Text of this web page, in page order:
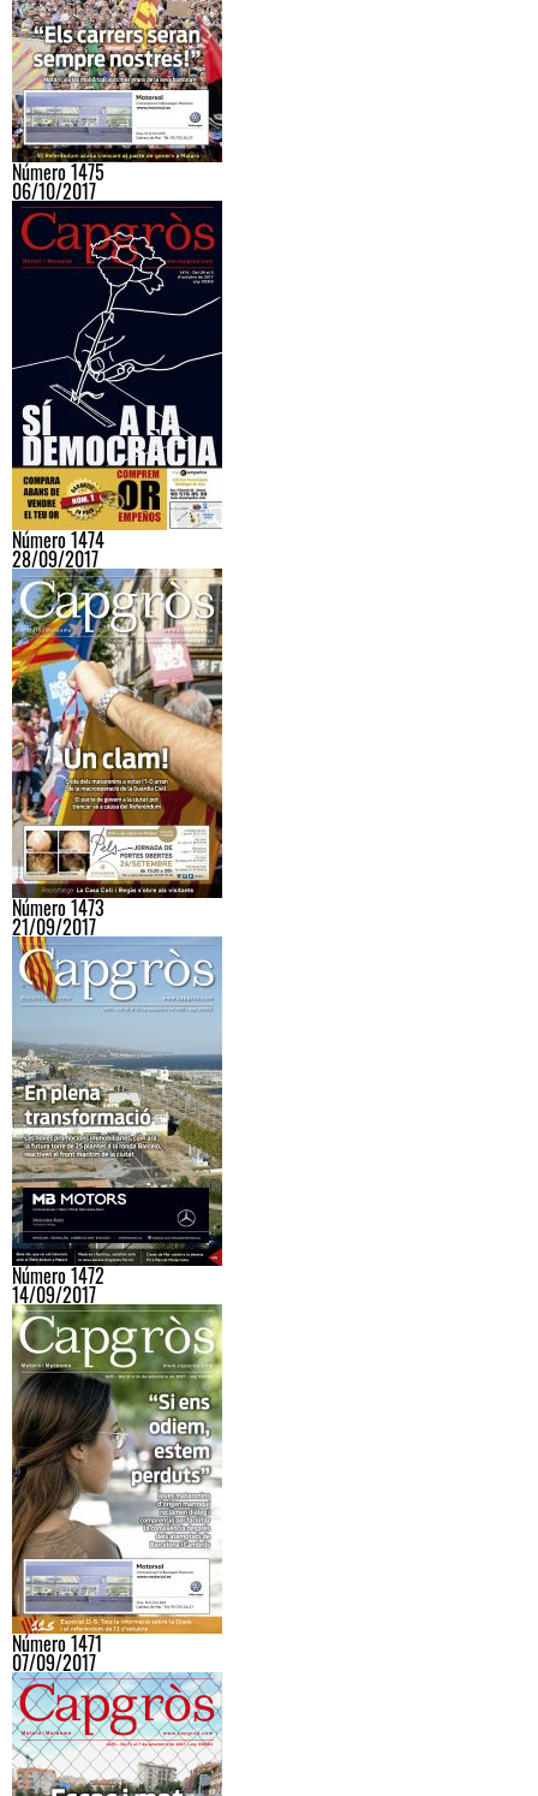
Número 1475
06/10/2017
Número 1474
28/09/2017
Número 1473
21/09/2017
Número 1472
14/09/2017
Número 1471
07/09/2017